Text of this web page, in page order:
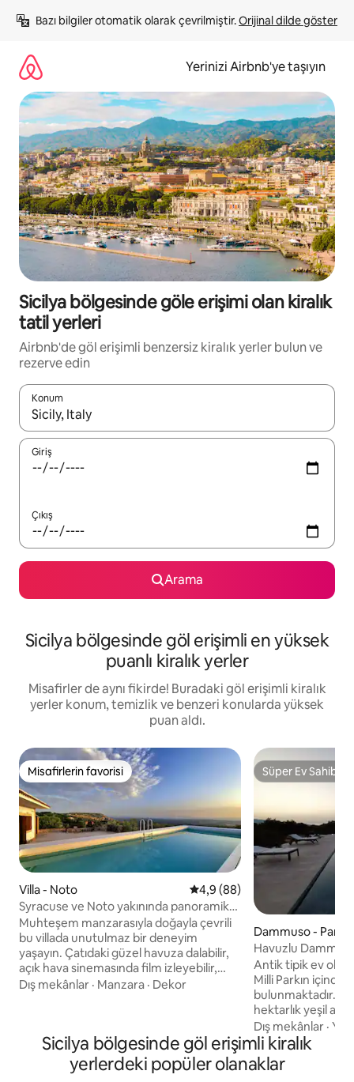
atla
Bazı bilgiler otomatik olarak çevrilmiştir. Orijinal dilde göster
Yerinizi Airbnb'ye taşıyın
Sicilya bölgesinde göle erişimi olan kiralık
tatil yerleri
Airbnb'de göl erişimli benzersiz kiralık yerler bulun ve
rezerve edin
Konum
Sonuçlar kullanılabilir olduğunda yukarı ve aşağı oklarıyla
Giriş
Çıkış
Arama
Sicilya bölgesinde göl erişimli en yüksek
puanlı kiralık yerler
Misafirler de aynı fikirde! Buradaki göl erişimli kiralık
yerler konum, temizlik ve benzeri konularda yüksek
puan aldı.
Misafirlerin favorisi
Misafirlerin favorisi
Villa - Noto 5 üzerinden ortalama 4,9
4,9 (88)
Syracuse ve Noto yakınında panoramik
villa özel havuz
Muhteşem manzarasıyla doğayla çevrili
bu villada unutulmaz bir deneyim
yaşayın. Çatıdaki güzel havuza dalabilir,
açık hava sinemasında film izleyebilir,
çam ormanında dinlenebilir ve
Amazon Prime dahil 2 çok dilli Akıllı TV ile
her konforla donatılmıştır. Plajlara
arabayla birkaç dakika, Syracuse ve
Dış mekânlar · Manzara · Dekor
Süper Ev Sahibi
Süper Ev Sahibi
Dammuso -
Havuzlu
versiyon (x2/4)
Antik tipik ev
Milli Parkın
bulunmaktadır. 4
hektarlık yeşil
büyüleyici bir
döşenmiştir.
havuz (3,5x12) en
paylaşılmaktadır.
Dış mekânlar ·
Sicilya bölgesinde göl erişimli kiralık
yerlerdeki popüler olanaklar